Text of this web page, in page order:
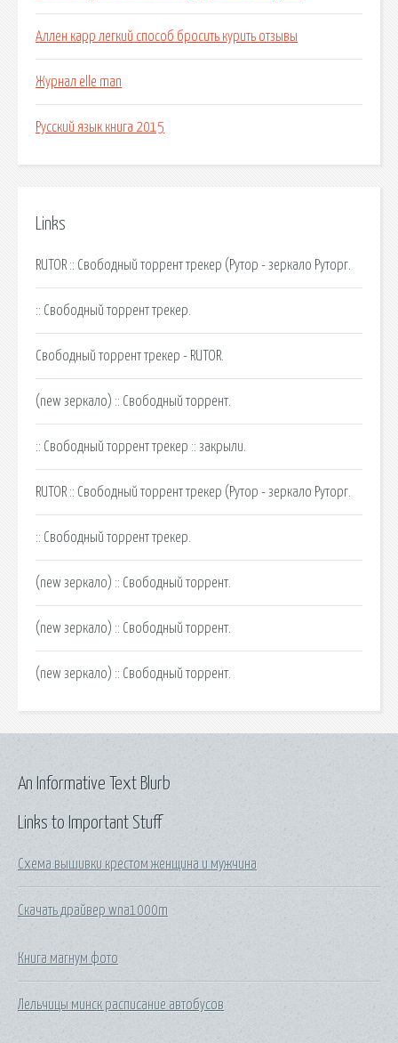
Аллен карр легкий способ бросить курить отзывы
Журнал elle man
Русский язык книга 2015
Links
RUTOR :: Свободный торрент трекер (Рутор - зеркало Руторг.
:: Свободный торрент трекер.
Свободный торрент трекер - RUTOR.
(new зеркало) :: Свободный торрент.
:: Свободный торрент трекер :: закрыли.
RUTOR :: Свободный торрент трекер (Рутор - зеркало Руторг.
:: Свободный торрент трекер.
(new зеркало) :: Свободный торрент.
(new зеркало) :: Свободный торрент.
(new зеркало) :: Свободный торрент.
Links to Important Stuff
Схема вышивки крестом женщина и мужчина
Скачать драйвер wna1000m
Книга магнум фото
Лельчицы минск расписание автобусов
An Informative Text Blurb